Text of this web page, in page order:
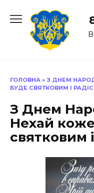
до
ГОЛОВНА » З ДНЕМ
БУДЕ СВЯТКОВИМ І
З Днем
Нехай
святковим